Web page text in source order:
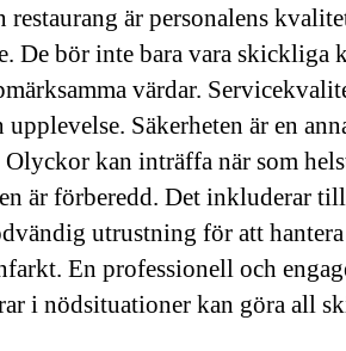
är personalens
De bör inte bara vara skickliga
värdar.
Säkerheten är en
kan inträffa när som
är förberedd. Det inkluderar
utrustning för att
En professionell och
i nödsituationer kan göra all